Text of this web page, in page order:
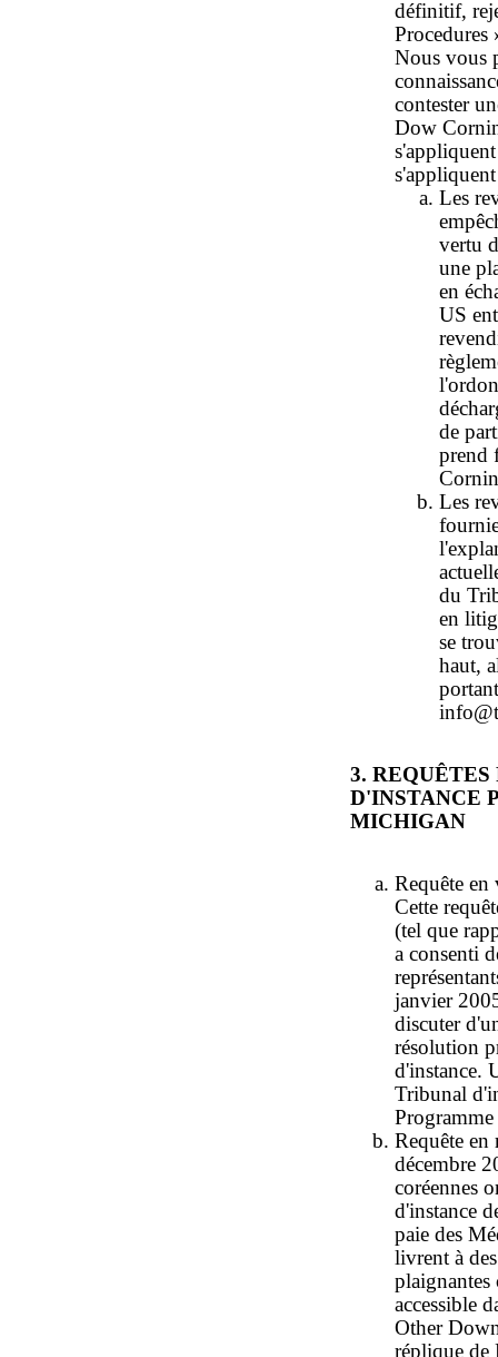
définitif,
Procedures
Nous vous
contester
Dow
Les
vertu
une
en
US
de
prend
Les
du
en
se
haut,
3.
D'INSTANCE
MICHIGAN
Requête en
Cette
(tel que
a consenti
janvier
discuter
résolution
d'instance.
Tribunal
Requête en
décembre
coréennes
d'instance
paie des
livrent à
plaignantes
accessible
Other
réplique de